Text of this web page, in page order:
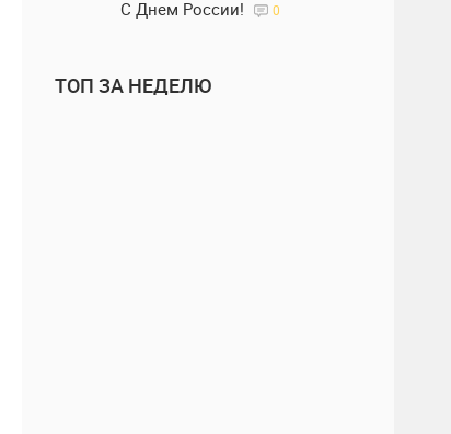
С Днем России! 0
ТОП ЗА НЕДЕЛЮ